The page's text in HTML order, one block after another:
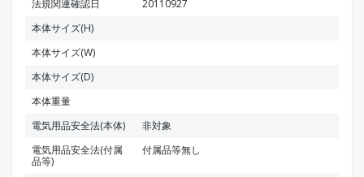
法規関連確認日
20110927
本体サイズ(H)
本体サイズ(W)
本体サイズ(D)
本体重量
電気用品安全法(本体)
非対象
電気用品安全法(付属
品等)
付属品等無し